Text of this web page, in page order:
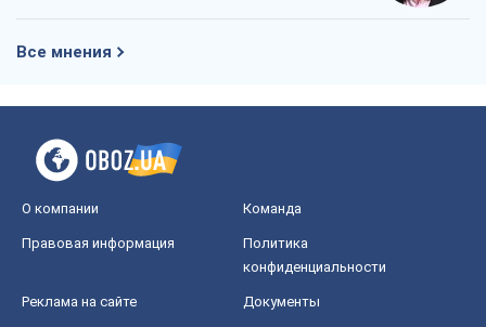
Все мнения
О компании Команда
Правовая информация
Политика
конфиденциальности
Реклама на сайте Документы